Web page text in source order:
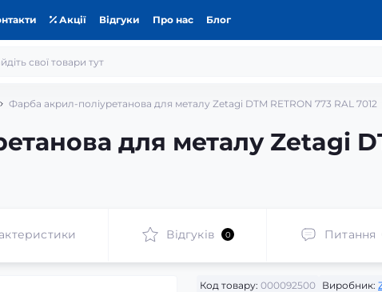
Акції Відгуки Про нас Блог
Фарба акрил-поліуретанова для металу Zetagi DTM RETRON 773 RAL 7012
для металу Zetagi
Відгуків 0 Питання
Код товару: 000092500 Виробник: